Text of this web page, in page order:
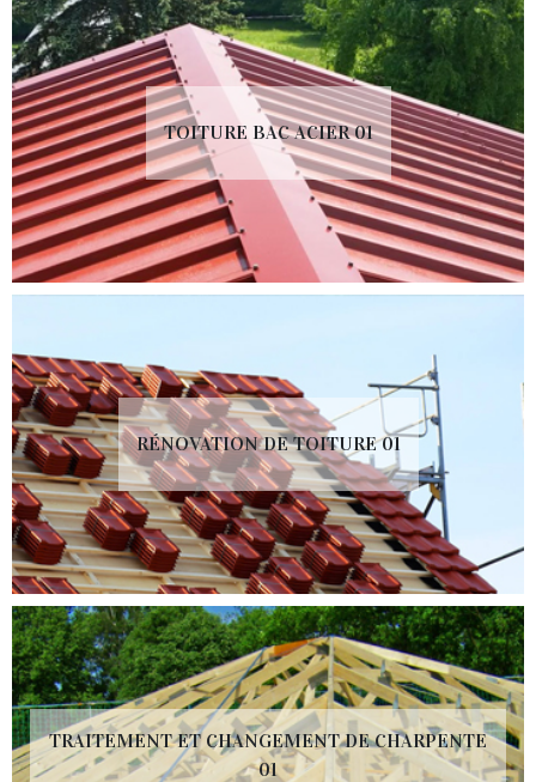
TOITURE BAC ACIER 01
RÉNOVATION DE TOITURE 01
TRAITEMENT ET CHANGEMENT DE CHARPENTE
01